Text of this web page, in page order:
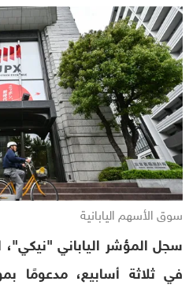
سوق الأسهم اليابانية
سجل المؤشر الياباني "نيكي"،
في ثلاثة أسابيع، مدعومًا